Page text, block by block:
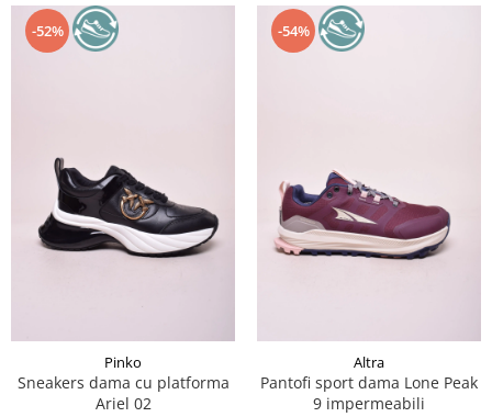
-52%
Pinko
Sneakers dama cu platforma
Ariel 02
-54%
Altra
Pantofi sport dama Lone Peak
9 impermeabili